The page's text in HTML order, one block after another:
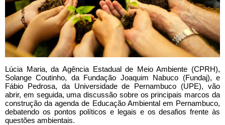
Lúcia Maria, da Agência Estadual de Meio Ambiente (CPRH),
Solange Coutinho, da Fundação Joaquim Nabuco (Fundaj), e
Fábio Pedrosa, da Universidade de Pernambuco (UPE), vão
abrir, em seguida, uma discussão sobre os principais marcos da
construção da agenda de Educação Ambiental em Pernambuco,
debatendo os pontos políticos e legais e os desafios frente às
questões ambientais.